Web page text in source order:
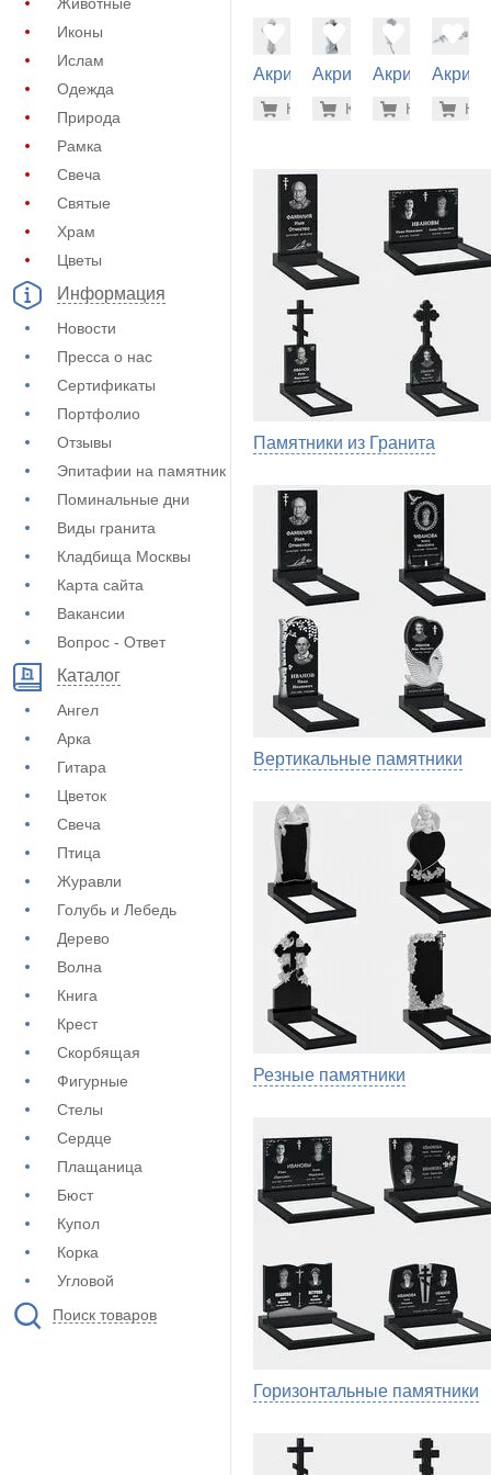
Иконы
Ислам
Одежда
Природа
Рамка
Свеча
Святые
Храм
Цветы
Информация
Новости
Пресса о нас
Сертификаты
Портфолио
Отзывы
Эпитафии на памятник
Поминальные дни
Виды гранита
Кладбища Москвы
Карта сайта
Вакансии
Вопрос - Ответ
Каталог
Ангел
Арка
Гитара
Цветок
Свеча
Птица
Журавли
Голубь и Лебедь
Дерево
Волна
Книга
Крест
Скорбящая
Фигурные
Стелы
Сердце
Плащаница
Бюст
Купол
Корка
Угловой
Поиск товаров
Акрил на
(62-114)
-7% 1.600
Купить
Акрил на
(62-296)
-7%
Купить
Акрил на
(62-126)
-
Купить
Акрил
(62-
Памятники из Гранита
Вертикальные памятники
Резные памятники
Горизонтальные памятники